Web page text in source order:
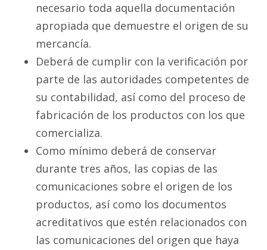
necesario toda aquella documentación
apropiada que demuestre el origen de su
mercancía.
Deberá de cumplir con la verificación por
parte de las autoridades competentes de
su contabilidad, así como del proceso de
fabricación de los productos con los que
comercializa.
Como mínimo deberá de conservar
durante tres años, las copias de las
comunicaciones sobre el origen de los
productos, así como los documentos
acreditativos que estén relacionados con
las comunicaciones del origen que haya